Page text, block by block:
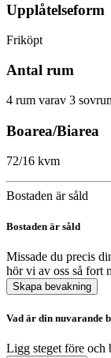
Upplåtelseform
Friköpt
Antal rum
4 rum varav 3
Boarea/Biarea
72/16 kvm
Bostaden är såld
Bostaden är såld
Missade du precis
hör vi av oss så fort
Skapa bevakning
Vad är din nuvarande
Ligg steget före och